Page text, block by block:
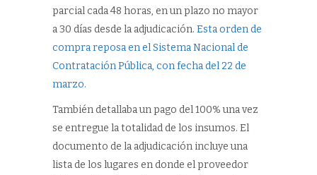
parcial cada 48 horas, en un plazo no mayor
a 30 días desde la adjudicación. Esta orden de
compra reposa en el Sistema Nacional de
Contratación Pública, con fecha del 22 de
marzo.
También detallaba un pago del 100% una vez
se entregue la totalidad de los insumos. El
documento de la adjudicación incluye una
lista de los lugares en donde el proveedor